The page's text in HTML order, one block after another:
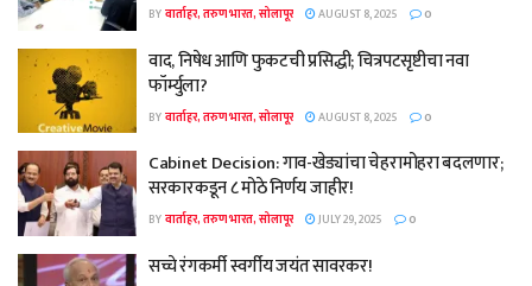
BYवार्ताहर, तरुण भारत, सोलापूर AUGUST 8, 2025 0
वाद, निषेध आणि फुकटची प्रसिद्धी; चित्रपटसृष्टीचा नवा
फॉर्म्युला?
BYवार्ताहर, तरुण भारत, सोलापूर AUGUST 8, 2025 0
Cabinet Decision: गाव-खेड्यांचा चेहरामोहरा बदलणार;
सरकारकडून ८ मोठे निर्णय जाहीर!
BYवार्ताहर, तरुण भारत, सोलापूर JULY 29, 2025 0
सच्चे रंगकर्मी स्वर्गीय जयंत सावरकर!